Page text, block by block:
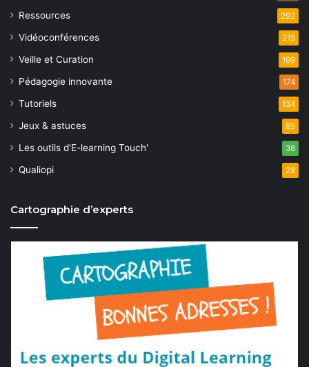
Ressources 292
Vidéoconférences 215
Veille et Curation 199
Pédagogie innovante 174
Tutoriels 134
Jeux & astuces 85
Les outils d'E-learning Touch' 38
Qualiopi 28
Cartographie d’experts